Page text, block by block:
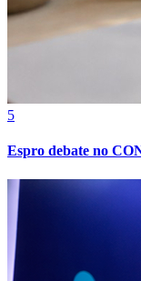
Athletico-PR
5
Espro debate no